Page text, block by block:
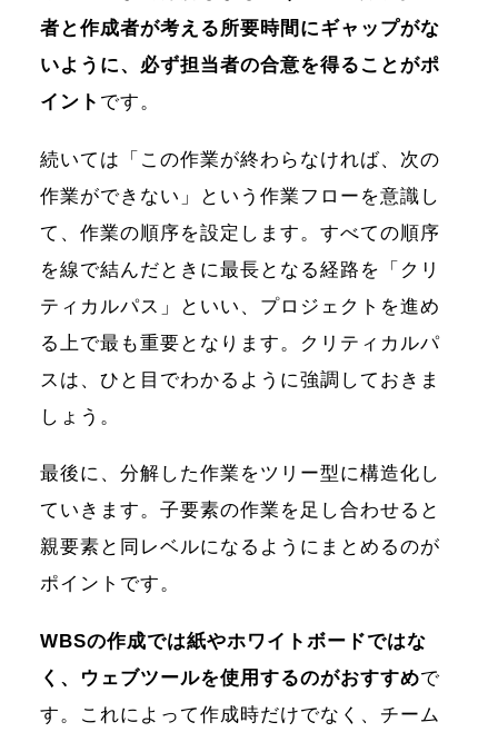
者と作成者が考える所要時間にギャップがな
いように、必ず担当者の合意を得ることがポ
イント です。
続いては「この作業が終わらなければ、次の
作業ができない」という作業フローを意識し
て、作業の順序を設定します。すべての順序
を線で結んだときに最長となる経路を「クリ
ティカルパス」といい、プロジェクトを進め
る上で最も重要となります。クリティカルパ
スは、ひと目でわかるように強調しておきま
しょう。
最後に、分解した作業をツリー型に構造化し
ていきます。子要素の作業を足し合わせると
親要素と同レベルになるようにまとめるのが
ポイントです。
WBSの作成では紙やホワイトボードではな
く、ウェブツールを使用するのがおすすめで
す。これによって作成時だけでなく、チーム